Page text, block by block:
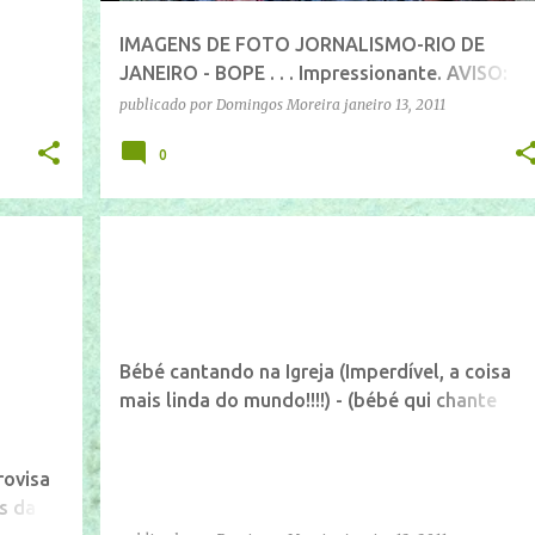
IMAGENS DE FOTO JORNALISMO-RIO DE
JANEIRO - BOPE . . . Impressionante. AVISO:
Imagens Fortes!
publicado por Domingos Moreira janeiro 13, 2011
0
Bébé cantando na Igreja (Imperdível, a coisa
mais linda do mundo!!!!) - (bébé qui chante